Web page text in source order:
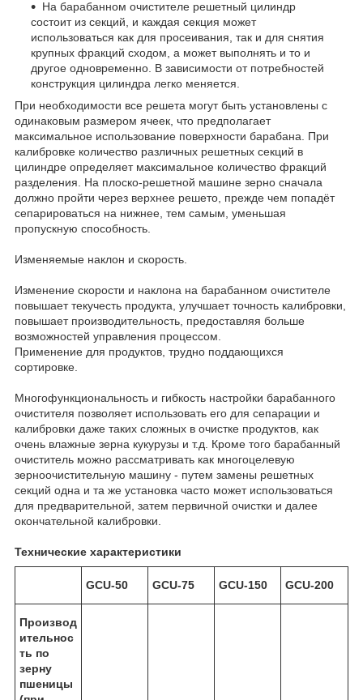
На барабанном очистителе решетный цилиндр
состоит из секций, и каждая секция может
использоваться как для просеивания, так и для снятия
крупных фракций сходом, а может выполнять и то и
другое одновременно. В зависимости от потребностей
конструкция цилиндра легко меняется.
При необходимости все решета могут быть установлены с
одинаковым размером ячеек, что предполагает
максимальное использование поверхности барабана. При
калибровке количество различных решетных секций в
цилиндре определяет максимальное количество фракций
разделения. На плоско-решетной машине зерно сначала
должно пройти через верхнее решето, прежде чем попадёт
сепарироваться на нижнее, тем самым, уменьшая
пропускную способность.
Изменяемые наклон и скорость.
Изменение скорости и наклона на барабанном очистителе
повышает текучесть продукта, улучшает точность калибровки,
повышает производительность, предоставляя больше
возможностей управления процессом.
Применение для продуктов, трудно поддающихся
сортировке.
Многофункциональность и гибкость настройки барабанного
очистителя позволяет использовать его для сепарации и
калибровки даже таких сложных в очистке продуктов, как
очень влажные зерна кукурузы и т.д. Кроме того барабанный
очиститель можно рассматривать как многоцелевую
зерноочистительную машину - путем замены решетных
секций одна и та же установка часто может использоваться
для предварительной, затем первичной очистки и далее
окончательной калибровки.
Технические характеристики
GCU-50 GCU-75 GCU-150 GCU-200
Производ
ительнос
ть по
зерну
пшеницы